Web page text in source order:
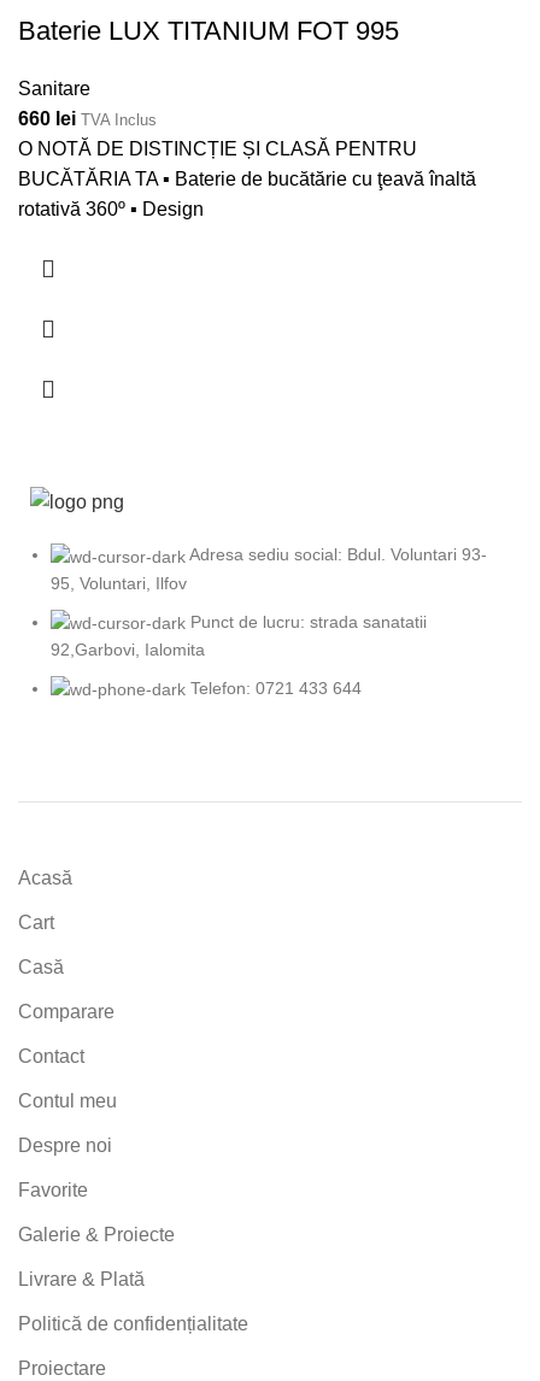
Baterie LUX TITANIUM FOT 995
Sanitare
660 lei TVA Inclus
O NOTĂ DE DISTINCȚIE ȘI CLASĂ PENTRU
BUCĂTĂRIA TA ▪ Baterie de bucătărie cu ţeavă înaltă
rotativă 360º ▪ Design
Adresa sediu social: Bdul. Voluntari 93-
95, Voluntari, Ilfov
Punct de lucru: strada sanatatii
92,Garbovi, Ialomita
Telefon: 0721 433 644
Acasă
Cart
Casă
Comparare
Contact
Contul meu
Despre noi
Favorite
Galerie & Proiecte
Livrare & Plată
Politică de confidențialitate
Proiectare